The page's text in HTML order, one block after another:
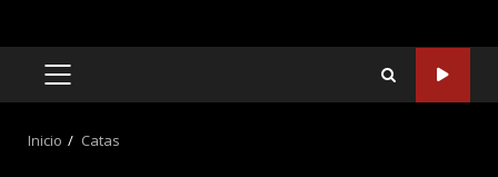
MENÚ
Inicio Catas